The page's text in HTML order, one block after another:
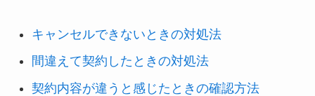
キャンセルできないときの対処法
間違えて契約したときの対処法
契約内容が違うと感じたときの確認方法